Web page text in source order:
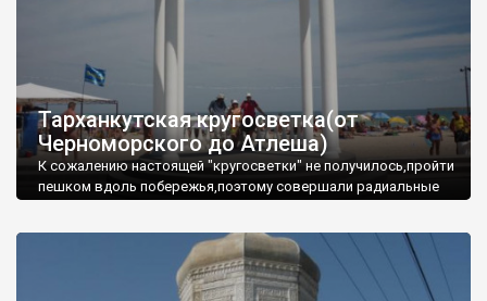
Тарханкутская кругосветка(от
Черноморского до Атлеша)
К сожалению настоящей "кругосветки" не получилось,пройти
пешком вдоль побережья,поэтому совершали радиальные